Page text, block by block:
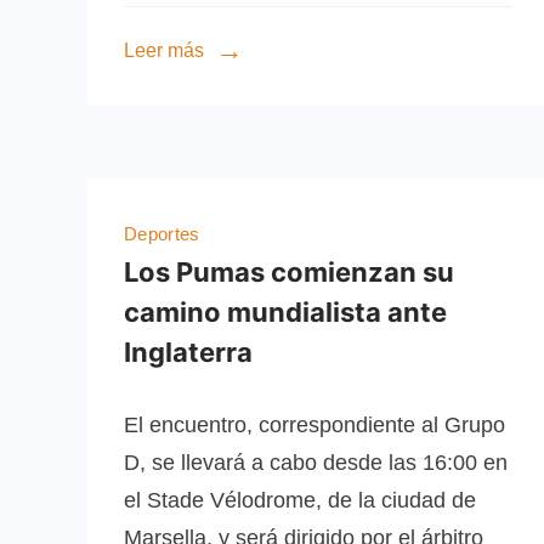
Leer más
Deportes
Los Pumas comienzan su
camino mundialista ante
Inglaterra
El encuentro, correspondiente al Grupo
D, se llevará a cabo desde las 16:00 en
el Stade Vélodrome, de la ciudad de
Marsella, y será dirigido por el árbitro